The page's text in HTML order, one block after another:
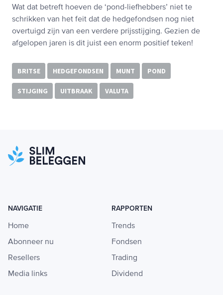
Wat dat betreft hoeven de ‘pond-liefhebbers’ niet te
schrikken van het feit dat de hedgefondsen nog niet
overtuigd zijn van een verdere prijsstijging. Gezien de
afgelopen jaren is dit juist een enorm positief teken!
BRITSE HEDGEFONDSEN MUNT POND
STIJGING UITBRAAK VALUTA
NAVIGATIE
Home
Abonneer nu
Resellers
Media links
RAPPORTEN
Trends
Fondsen
Trading
Dividend